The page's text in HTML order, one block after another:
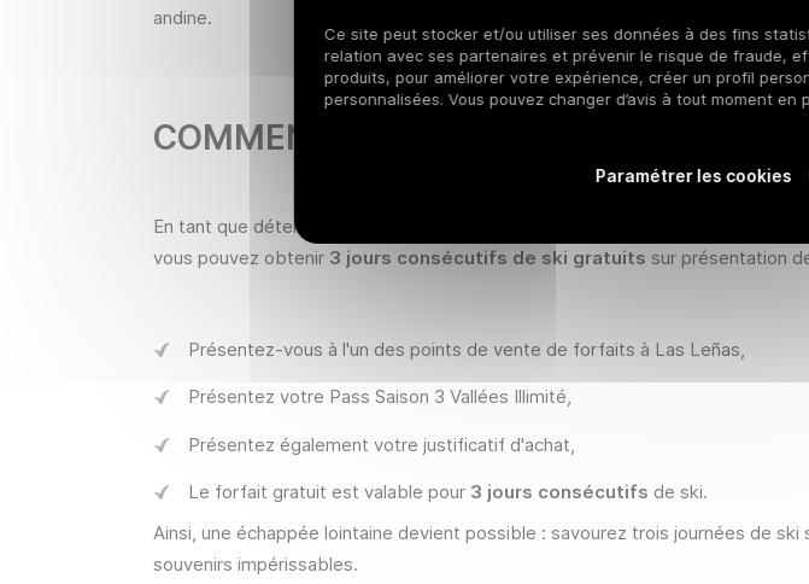
andine.
COMMENT PROFITER DES
En tant que détenteur du
, vous bénéficiez
vous pouvez obtenir 3 jours consécutifs de ski gratuits sur présentation
Présentez-vous à l'un des points de vente de forfaits à Las Leñas,
Présentez votre Pass Saison 3 Vallées Illimité,
Présentez également votre justificatif d'achat,
Le forfait gratuit est valable pour 3 jours consécutifs de ski.
Ainsi, une échappée lointaine devient possible : savourez trois journées de
souvenirs impérissables.
Ce site peut stocker et/ou utiliser ses données à des fins
relation avec ses partenaires et prévenir le risque de fraude,
produits, pour améliorer votre expérience, créer un profil
personnalisées. Vous pouvez changer d’avis à tout moment en
Paramétrer les cookies